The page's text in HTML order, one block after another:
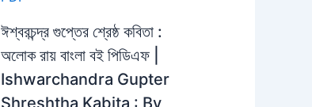
ঈশ্বরচন্দ্র গুপ্তের শ্রেষ্ঠ কবিতা :
অলোক রায় বাংলা বই পিডিএফ |
Ishwarchandra Gupter
Shreshtha Kabita : By